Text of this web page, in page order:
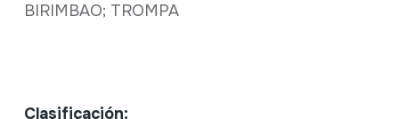
BIRIMBAO; TROMPA
Clasificación: